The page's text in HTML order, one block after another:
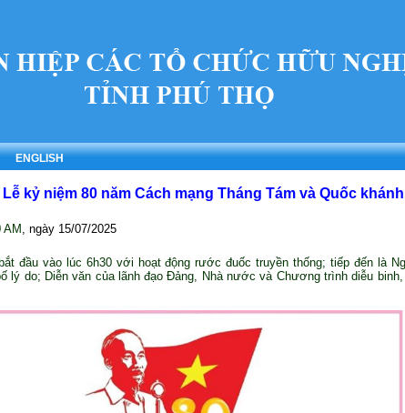
ENGLISH
kỷ niệm 80 năm Cách mạng Tháng Tám và Quốc khánh
AM, ngày 15/07/2025
đầu vào lúc 6h30 với hoạt động rước đuốc truyền thống; tiếp đến là
lý do; Diễn văn của lãnh đạo Đảng, Nhà nước và Chương trình diễu binh,